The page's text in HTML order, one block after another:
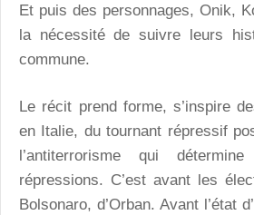
Et puis des personnages, Onik,
la nécessité de suivre leurs
commune.
Le récit prend forme, s’inspire
en Italie, du tournant répressif
l’antiterrorisme qui
répressions. C’est avant les
Bolsonaro, d’Orban. Avant l’état